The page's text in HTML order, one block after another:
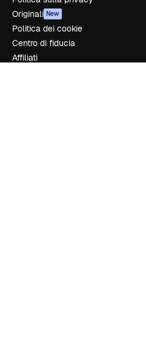
Originali New
Politica dei cookie
Centro di fiducia
Affiliati